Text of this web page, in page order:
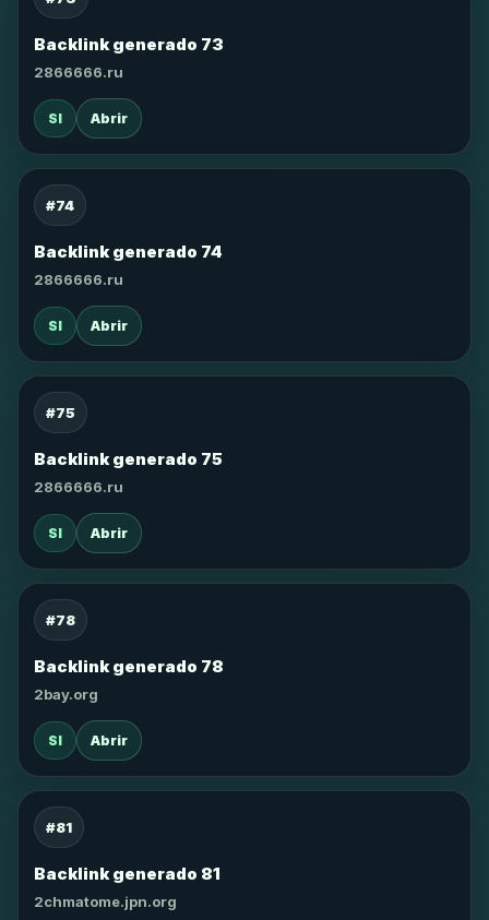
Backlink generado 73
2866666.ru
SI Abrir
#74
Backlink generado 74
2866666.ru
SI Abrir
#75
Backlink generado 75
2866666.ru
SI Abrir
#78
Backlink generado 78
2bay.org
SI Abrir
#81
Backlink generado 81
2chmatome.jpn.org